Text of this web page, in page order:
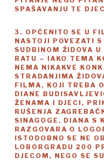
SPAŠAVANJU TE
3. OPĆENITO SE U
NASTOJI POVEZATI
SUDBINOM ŽIDOVA U
RATU – IAKO TEMA
NEMA NIKAKVE
STRADANJIMA
FILMA, KOJI TREBA
DIANE
ŽENAMA I DJECI,
RUŠENJA
SINAGOGE. DIANA S
RAZGOVARA O
ISTODOBNO SE NE
LOBORGRADU 200
DJECOM, NEGO SE